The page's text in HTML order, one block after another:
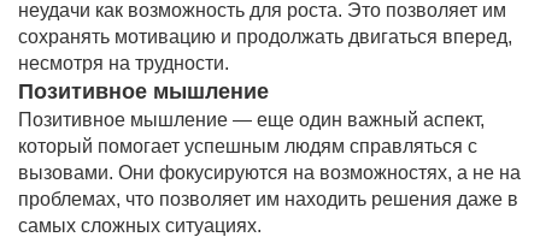
неудачи как возможность для роста. Это позволяет им
сохранять мотивацию и продолжать двигаться вперед,
несмотря на трудности.
Позитивное мышление
Позитивное мышление — еще один важный аспект,
который помогает успешным людям справляться с
вызовами. Они фокусируются на возможностях, а не на
проблемах, что позволяет им находить решения даже в
самых сложных ситуациях.